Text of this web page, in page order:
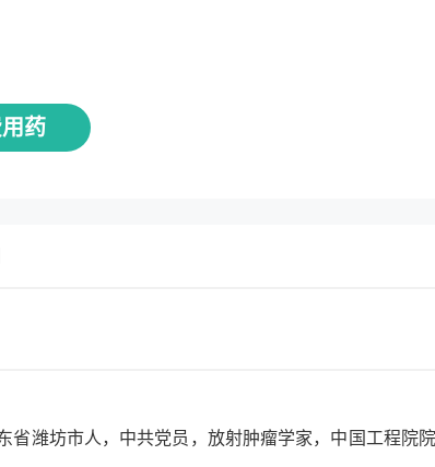
药
省潍坊市人，中共党员，放射肿瘤学家，中国工程院